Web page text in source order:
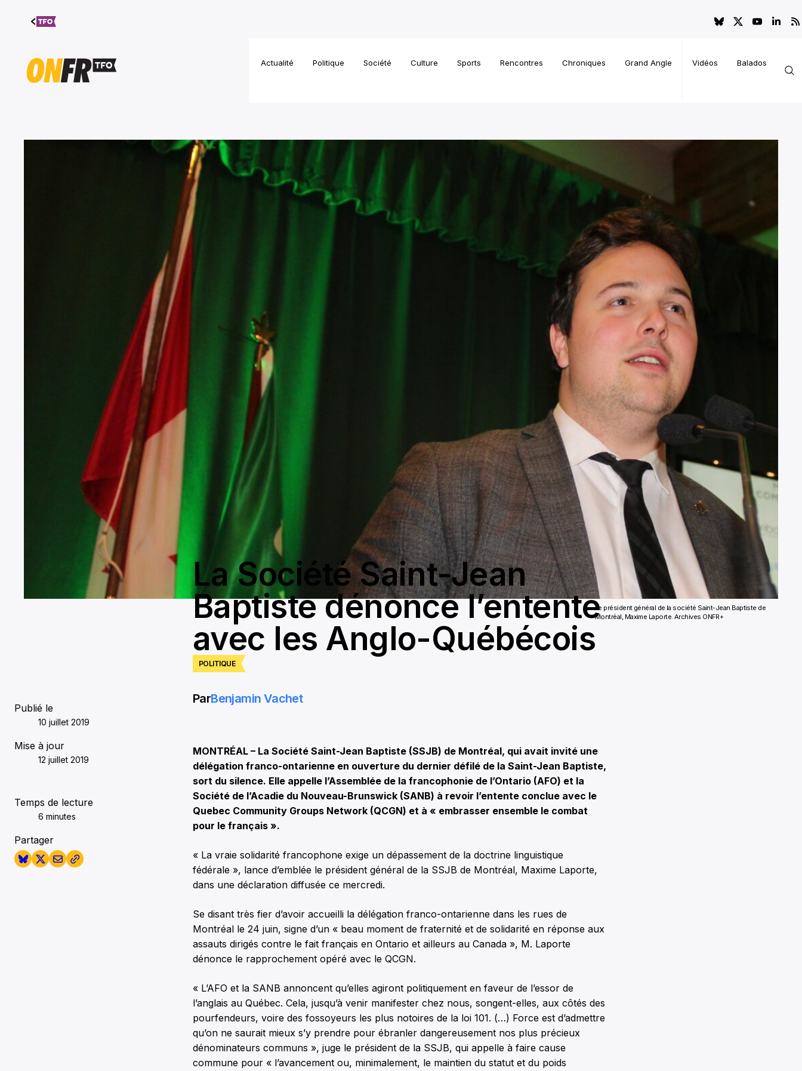
Aller au
contenu
Actualité Politique Société Culture Sports Rencontres Chroniques Grand Angle Vidéos Balados
Le président général de la société Saint-Jean Baptiste de
Montréal, Maxime Laporte. Archives ONFR+
POLITIQUE
La Société Saint-Jean
Baptiste dénonce l’entente
avec les Anglo-Québécois
Publié le
10 juillet 2019
Mise à jour
12 juillet 2019
Temps de lecture
6 minutes
Partager
ParBenjamin Vachet
MONTRÉAL – La Société Saint-Jean Baptiste (SSJB) de Montréal, qui avait invité une
délégation franco-ontarienne en ouverture du dernier défilé de la Saint-Jean Baptiste,
sort du silence. Elle appelle l’Assemblée de la francophonie de l’Ontario (AFO) et la
Société de l’Acadie du Nouveau-Brunswick (SANB) à revoir l’entente conclue avec le
Quebec Community Groups Network (QCGN) et à « embrasser ensemble le combat
pour le français ».
« La vraie solidarité francophone exige un dépassement de la doctrine linguistique
fédérale », lance d’emblée le président général de la SSJB de Montréal, Maxime Laporte,
dans une déclaration diffusée ce mercredi.
Se disant très fier d’avoir accueilli la délégation franco-ontarienne dans les rues de
Montréal le 24 juin, signe d’un « beau moment de fraternité et de solidarité en réponse aux
assauts dirigés contre le fait français en Ontario et ailleurs au Canada », M. Laporte
dénonce le rapprochement opéré avec le QCGN.
« L’AFO et la SANB annoncent qu’elles agiront politiquement en faveur de l’essor de
l’anglais au Québec. Cela, jusqu’à venir manifester chez nous, songent-elles, aux côtés des
pourfendeurs, voire des fossoyeurs les plus notoires de la loi 101. (…) Force est d’admettre
qu’on ne saurait mieux s’y prendre pour ébranler dangereusement nos plus précieux
dénominateurs communs », juge le président de la SSJB, qui appelle à faire cause
commune pour « l’avancement ou, minimalement, le maintien du statut et du poids